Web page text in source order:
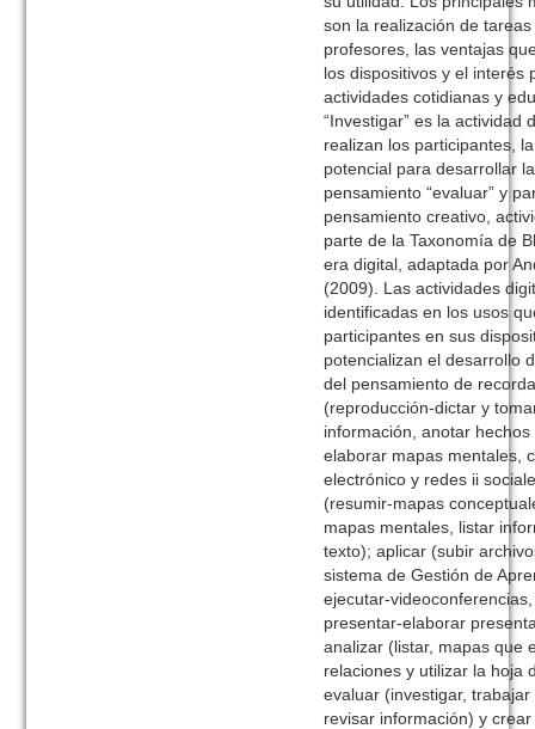
son la realización de
profesores, las ventajas
los dispositivos y el interés
actividades cotidianas y
“Investigar” es la actividad
realizan los participantes,
potencial para desarrollar
pensamiento “evaluar” y
pensamiento creativo,
parte de la Taxonomía de
era digital, adaptada por
(2009). Las actividades
identificadas en los usos
participantes en sus
potencializan el desarrollo
del pensamiento de
(reproducción-dictar y
información, anotar
elaborar mapas mentales,
electrónico y redes ii
(resumir-mapas
mapas mentales, listar
texto); aplicar (subir
sistema de Gestión de
ejecutar-
presentar-elaborar
analizar (listar, mapas que
relaciones y utilizar la hoja
evaluar (investigar,
revisar información) y